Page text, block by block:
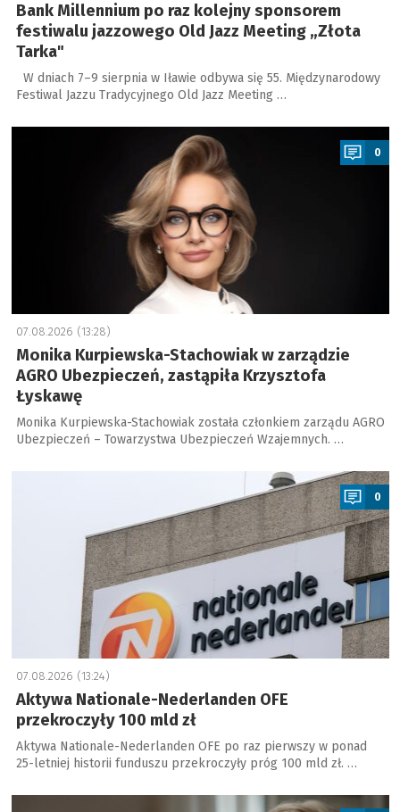
Bank Millennium po raz kolejny sponsorem
festiwalu jazzowego Old Jazz Meeting „Złota
Tarka"
W dniach 7–9 sierpnia w Iławie odbywa się 55. Międzynarodowy
Festiwal Jazzu Tradycyjnego Old Jazz Meeting …
a
0
07.08.2026 (13:28)
Monika Kurpiewska-Stachowiak w zarządzie
AGRO Ubezpieczeń, zastąpiła Krzysztofa
Łyskawę
Monika Kurpiewska-Stachowiak została członkiem zarządu AGRO
Ubezpieczeń – Towarzystwa Ubezpieczeń Wzajemnych. …
0
07.08.2026 (13:24)
Aktywa Nationale-Nederlanden OFE
przekroczyły 100 mld zł
Aktywa Nationale-Nederlanden OFE po raz pierwszy w ponad
25-letniej historii funduszu przekroczyły próg 100 mld zł. …
a